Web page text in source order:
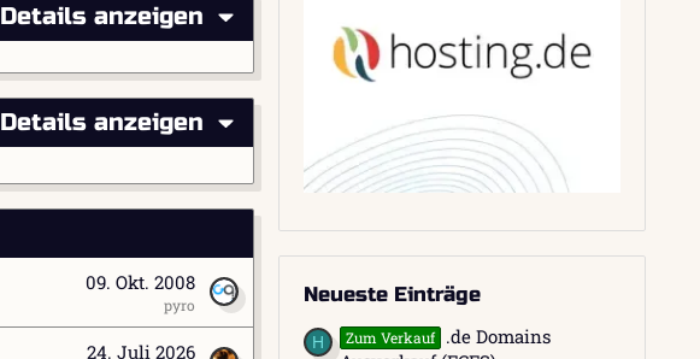
Details anzeigen
Details anzeigen
09. Okt. 2008
pyro
24. Juli 2026
Neueste Einträge
H Zum Verkauf
.de Domains